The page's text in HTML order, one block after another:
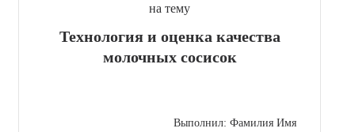
на тему
Технология и оценка качества
молочных сосисок
Выполнил: Фамилия Имя